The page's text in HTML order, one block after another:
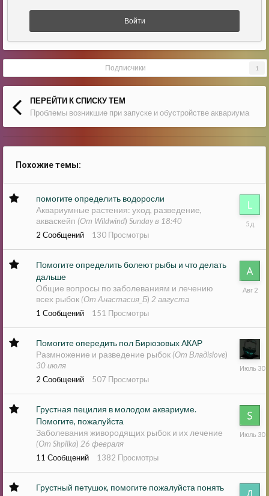
Войти
Подписчики 1
ПЕРЕЙТИ К СПИСКУ ТЕМ
Проблемы возникшие при запуске и обустройстве аквариума
Похожие темы:
помогите определить водоросли
Аквариумные растения: уход, разведение,
акваскейп (От Wildwind) Sunday в 18:40
2 Сообщений 130 Просмотры
Sunday
Помогите определить болеют рыбы и что делать
дальше
Общие вопросы по заболеваниям и лечению
всех рыбок (От Анастасия_Б) 2 августа
1 Сообщений 151 Просмотры
2
Помогите опередить пол Бирюзовых АКАР
Размножение и разведение рыбок (От Владislove)
30 июля
2 Сообщений 507 Просмотры
30
Грустная пецилия в молодом аквариуме.
Помогите, пожалуйста
Заболевания живородящих рыбок и их лечение
(От Shpilka) 26 февраля
11 Сообщений 1382 Просмотры
30
Грустный петушок, помогите пожалуйста понять